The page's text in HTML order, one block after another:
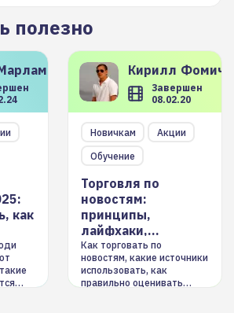
полезно
как
Кирилл
Завершен
08.02.20
Новичкам
Акции
Обучение
Торговля по
новостям:
принципы,
лайфхаки,
инструменты
Как торговать по
новостям, какие источники
использовать, как
правильно оценивать